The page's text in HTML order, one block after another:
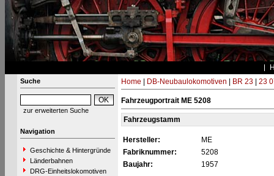
Suche
zur erweiterten Suche
Navigation
Geschichte & Hintergründe
Länderbahnen
DRG-Einheitslokomotiven
Home DB-Neubaulokomotiven BR 23| 23
Fahrzeugportrait ME 5208
Fahrzeugstamm
Hersteller:
ME
Fabriknummer:
5208
Baujahr:
1957